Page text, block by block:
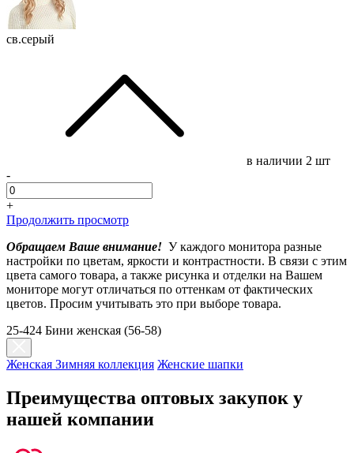
св.серый
в наличии 2 шт
-
+
Продолжить просмотр
Обращаем Ваше внимание! У каждого монитора разные
настройки по цветам, яркости и контрастности. В связи с этим
цвета самого товара, а также рисунка и отделки на Вашем
мониторе могут отличаться по оттенкам от фактических
цветов. Просим учитывать это при выборе товара.
25-424 Бини женская (56-58)
Женская Зимняя коллекция Женские шапки
Преимущества оптовых закупок у
нашей компании